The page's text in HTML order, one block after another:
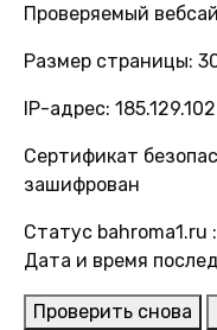
Проверяемый
Размер страницы:
IP-адрес:
Сертификат
зашифрован
Статус bahroma1.ru
Дата и время
Проверить снова